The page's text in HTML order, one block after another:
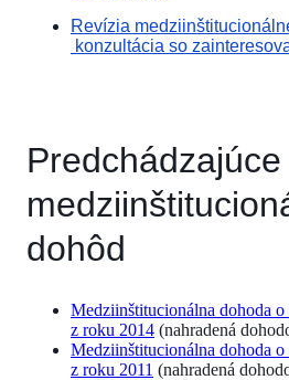
Revízia
konzultácia so
dohôd
Medziinštitucionálna dohoda o
z roku 2014 (nahradená
Medziinštitucionálna dohoda o
z roku 2011 (nahradená